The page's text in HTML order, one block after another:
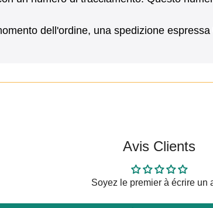
dell'ordine, una spedizione
Avis Clients
Soyez le premier à écrire un